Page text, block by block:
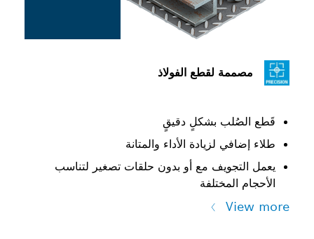
مصممة لقطع الفولاذ
قَطع الصُلب بشكلٍ دقيقٍ
طلاء إضافي لزيادة الأداء والمتانة
يعمل التجويف مع أو بدون حلقات تصغير لتناسب
الأحجام المختلفة
View more